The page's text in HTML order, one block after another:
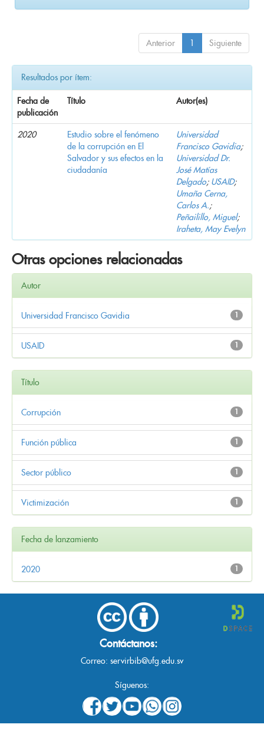
Anterior 1 Siguiente
Resultados por ítem:
Fecha de
publicación
Título Autor(es)
2020
Estudio sobre el fenómeno
de la corrupción en El
Salvador y sus efectos en la
ciudadanía
Universidad
Francisco Gavidia;
Universidad Dr.
José Matías
Delgado; USAID;
Umaña Cerna,
Carlos A.;
Peñailillo, Miguel;
Iraheta, May Evelyn
Otras opciones relacionadas
Autor
1
Universidad Francisco Gavidia
1
USAID
Título
1
Corrupción
1
Función pública
1
Sector público
1
Victimización
Fecha de lanzamiento
1
2020
Contáctanos:
Correo: servirbib@ufg.edu.sv
Síguenos: